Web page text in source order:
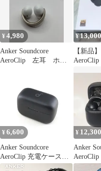
¥4,980
Anker Soundcore
AeroClip 左耳 ホワ
¥13,000
【新品
¥ 6,600
Anker Soundcore
AeroClip 充電ケースの
み USED美品 サウンド
¥ 12,300
Anker